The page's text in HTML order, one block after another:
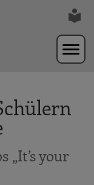
„It’s your